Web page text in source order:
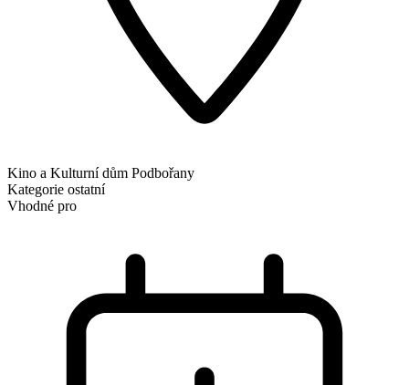
Kino a Kulturní dům Podbořany
Kategorie ostatní
Vhodné pro